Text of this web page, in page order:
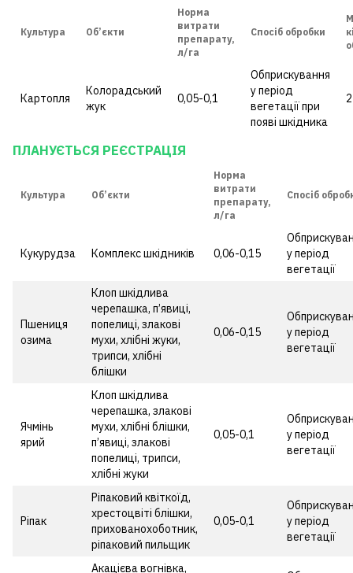
Культура Об’єкти
Норма
витрати
препарату,
л/га
Спосіб обробки
Картопля
Колорадський
жук
0,05-0,1
Обприскування
у період
вегетації при
появі шкідника
2
ПЛАНУЄТЬСЯ РЕЄСТРАЦІЯ
Культура Об’єкти
Норма
витрати
препарату,
л/га
Спосіб
Кукурудза Комплекс шкідників 0,06-0,15
у період
вегетації
Пшениця
озима
Клоп шкідлива
черепашка, п’явиці,
попелиці, злакові
мухи, хлібні жуки,
трипси, хлібні
блішки
0,06-0,15
у період
вегетації
Ячмінь
ярий
Клоп шкідлива
черепашка, злакові
мухи, хлібні блішки,
п’явиці, злакові
попелиці, трипси,
хлібні жуки
0,05-0,1
у період
вегетації
Ріпак
Ріпаковий квіткоїд,
хрестоцвіті блішки,
прихованохоботник,
ріпаковий пильщик
0,05-0,1
у період
вегетації
Акацієва вогнівка,